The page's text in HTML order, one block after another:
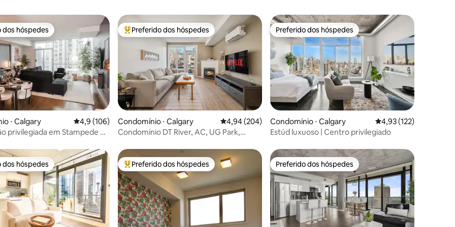
de 5, 219 avaliações
dos hóspedes
dos hóspedes
⋅ Calgary 4,9 de uma avaliação média de 5, 106 avaliações
4,9 (106)
privilegiada em Stampede DT
Entre os melhores preferidos dos hóspedes
Preferido dos hóspedes
Condomínio ⋅ Calgary 4,94 de uma avaliação média de 5, 204 avaliações
4,94 (204)
Condomínio DT River, AC, UG Park,
Preferido dos hóspedes
Preferido dos hóspedes
Condomínio ⋅ Calgary 4,93 de uma avaliação
4,93 (122)
Estúd luxuoso | Centro privilegiado
dos hóspedes
dos hóspedes Entre os melhores preferidos dos hóspedes
Preferido dos hóspedes Preferido dos hóspedes
Preferido dos hóspedes